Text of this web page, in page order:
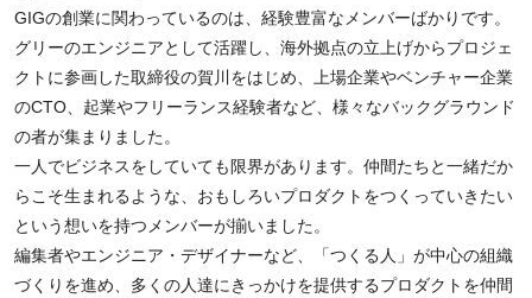
GIGの創業に関わっているのは、経験豊富なメンバーばかりです。
グリーのエンジニアとして活躍し、海外拠点の立上げからプロジェ
クトに参画した取締役の賀川をはじめ、上場企業やベンチャー企業
のCTO、起業やフリーランス経験者など、様々なバックグラウンド
の者が集まりました。
一人でビジネスをしていても限界があります。仲間たちと一緒だか
らこそ生まれるような、おもしろいプロダクトをつくっていきたい
という想いを持つメンバーが揃いました。
編集者やエンジニア・デザイナーなど、「つくる人」が中心の組織
づくりを進め、多くの人達にきっかけを提供するプロダクトを仲間